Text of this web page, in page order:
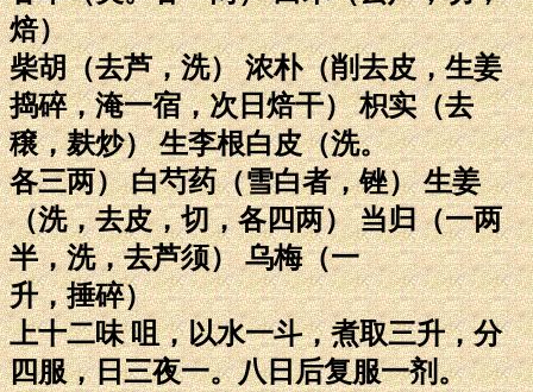
焙）
柴胡（去芦，洗） 浓朴（削去皮，生姜
捣碎，淹一宿，次日焙干） 枳实（去
穣，麸炒） 生李根白皮（洗。
各三两） 白芍药（雪白者，锉） 生姜
（洗，去皮，切，各四两） 当归（一两
半，洗，去芦须） 乌梅（一
升，捶碎）
上十二味 咀，以水一斗，煮取三升，分
四服，日三夜一。八日后复服一剂。